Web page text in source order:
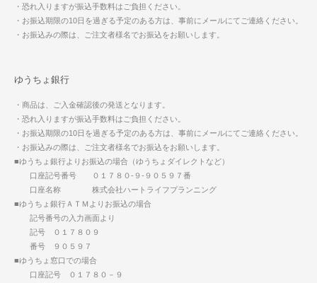
・恐れ入りますが振込手数料はご負担ください。
・お振込期限の10日を過ぎる予定のある方は、事前にメールにてご連絡ください。
・お振込みの際は、ご注文者様名でお振込をお願いします。
ゆうちょ銀行
・商品は、ご入金確認後の発送となります。
・恐れ入りますが振込手数料はご負担ください。
・お振込期限の10日を過ぎる予定のある方は、事前にメールにてご連絡ください。
・お振込みの際は、ご注文者様名でお振込をお願いします。
■ゆうちょ銀行よりお振込の場合（ゆうちょダイレクトなど）
口座記号番号 ０１７８０-９-９０５９７番
口座名称 株式会社ハートライフプランニング
■ゆうちょ銀行ＡＴＭよりお振込の場合
記号番号の入力画面より
記号 ０１７８０９
番号 ９０５９７
■ゆうちょ窓口での場合
口座記号 ０１７８０－９